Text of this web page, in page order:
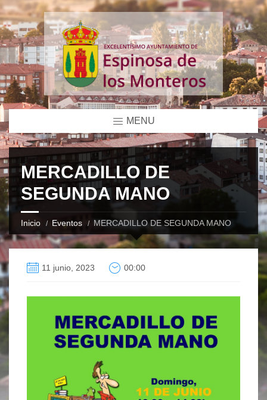
MENU
MERCADILLO DE
SEGUNDA MANO
Inicio Eventos MERCADILLO DE SEGUNDA MANO
11 junio, 2023 00:00